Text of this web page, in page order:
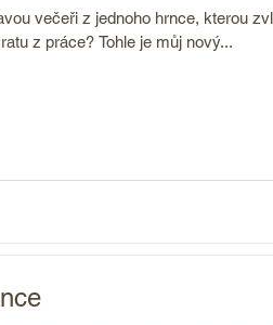
večeři z jednoho hrnce, kterou
z práce? Tohle je můj nový...